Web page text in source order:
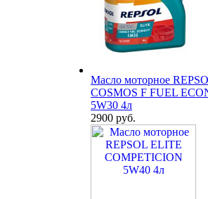
Масло моторное
COSMOS F FUEL
5W30 4л
2900 руб.